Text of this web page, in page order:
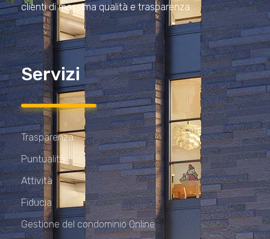
clienti di massima qualità e trasparenza.
Servizi
Trasparenza
Puntualità
Attività
Fiducia
Gestione del condominio Online